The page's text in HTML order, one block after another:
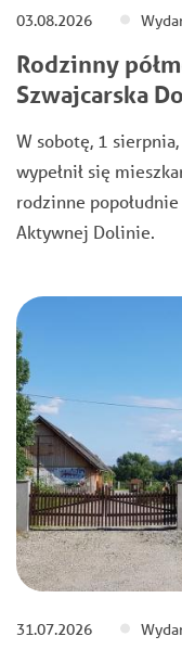
03.08.2026
Rodzinny
Szwajcarska
W sobotę, 1
wypełnił się
rodzinne
Aktywnej Dolinie.
31.07.2026